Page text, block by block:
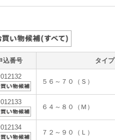
込番号 タイプ
５６～７０（Ｓ）
６４～８０（Ｍ）
７２～９０（Ｌ）